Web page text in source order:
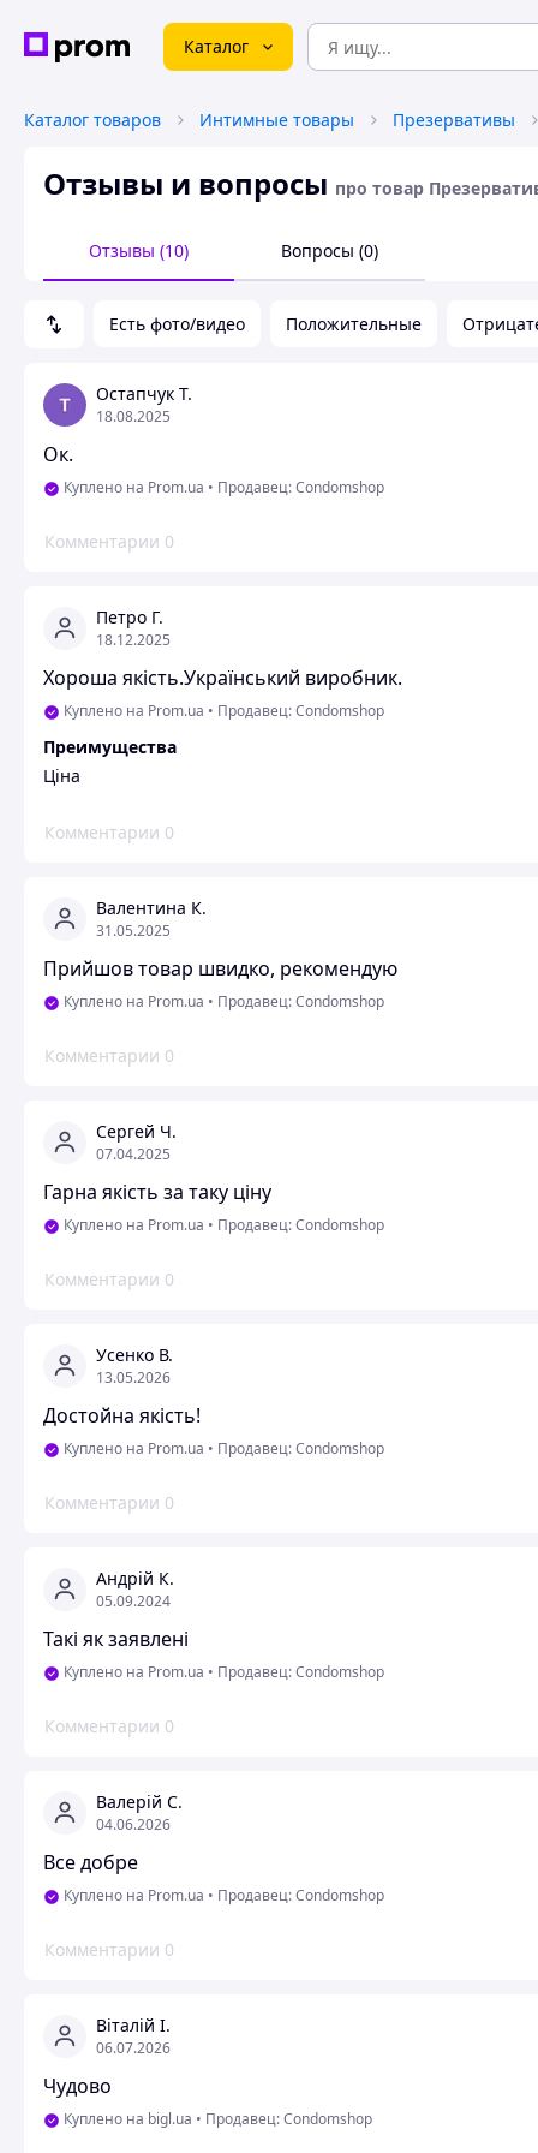
Каталог
Каталог товаров Интимные товары Презервативы
Отзывы и вопросы про товар
Отзывы (10) Вопросы (0)
Есть фото/видео Положительные
Остапчук Т.
18.08.2025
Ок.
Куплено на Prom.ua • Продавец: Condomshop
Комментарии 0
Петро Г.
18.12.2025
Хороша якість.Український виробник.
Куплено на Prom.ua • Продавец: Condomshop
Преимущества
Ціна
Комментарии 0
Валентина К.
31.05.2025
Прийшов товар швидко, рекомендую
Куплено на Prom.ua • Продавец: Condomshop
Комментарии 0
Сергей Ч.
07.04.2025
Гарна якість за таку ціну
Куплено на Prom.ua • Продавец: Condomshop
Комментарии 0
Усенко В.
13.05.2026
Достойна якість!
Куплено на Prom.ua • Продавец: Condomshop
Комментарии 0
Андрій К.
05.09.2024
Такі як заявлені
Куплено на Prom.ua • Продавец: Condomshop
Комментарии 0
Валерій С.
04.06.2026
Все добре
Куплено на Prom.ua • Продавец: Condomshop
Комментарии 0
Віталій І.
06.07.2026
Чудово
Куплено на bigl.ua • Продавец: Condomshop